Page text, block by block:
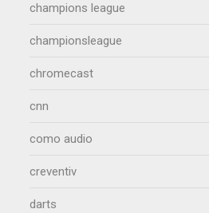
champions league
championsleague
chromecast
cnn
como audio
creventiv
darts